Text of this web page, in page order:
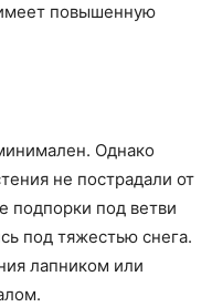
повышенную
Однако
не пострадали от
подпорки под ветви
под тяжестью снега.
лапником или